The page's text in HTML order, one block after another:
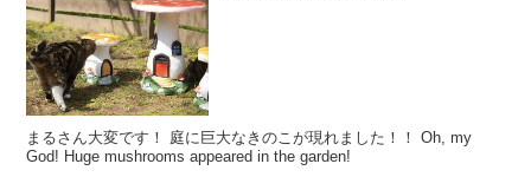
まるさん大変です！ 庭に巨大なきのこが現れました！！ Oh, my
God! Huge mushrooms appeared in the garden!